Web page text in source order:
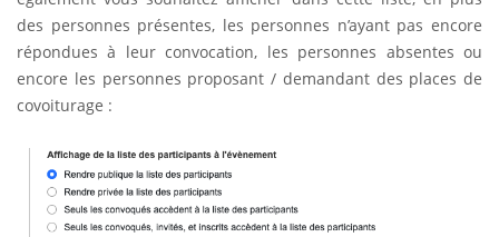
des personnes présentes, les personnes n’ayant pas encore
répondues à leur convocation, les personnes absentes ou
encore les personnes proposant / demandant des places de
covoiturage :